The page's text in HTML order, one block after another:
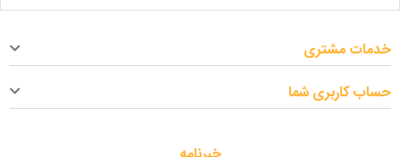
خدمات مشتری
حساب کاربری شما